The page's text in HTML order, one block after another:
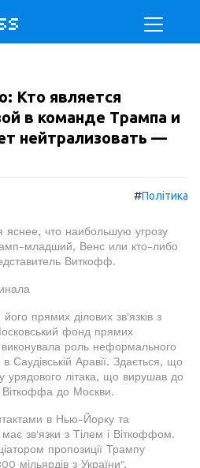
Кто является
в команде Трампа и
нейтрализовать —
#Політика
что наибольшую угрозу
младший, Венс или кто-либо
Виткофф.
прямих ділових зв'язків з
фонд прямих
роль неформального
в Саудівській Аравії. Здається, що
урядового літака, що вирушав до
Віткоффа до Москви.
в Нью-Йорку та
має зв'язки з Тілем і Віткоффом.
пропозиції Трампу
мільярдів з України",